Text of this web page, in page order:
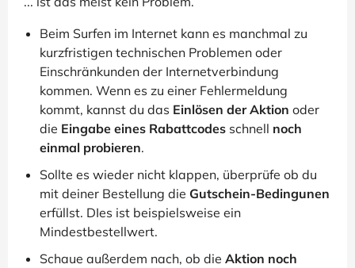
Beim Surfen im Internet kann es manchmal zu
kurzfristigen technischen Problemen oder
Einschränkunden der Internetverbindung
kommen. Wenn es zu einer Fehlermeldung
kommt, kannst du das Einlösen der Aktion oder
die Eingabe eines Rabattcodes schnell noch
einmal probieren.
Sollte es wieder nicht klappen, überprüfe ob du
mit deiner Bestellung die Gutschein-Bedingunen
erfüllst. DIes ist beispielsweise ein
Mindestbestellwert.
Schaue außerdem nach, ob die Aktion noch